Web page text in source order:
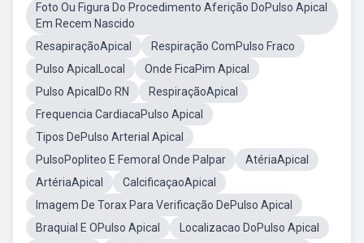
Foto Ou Figura Do Procedimento Aferição DoPulso Apical
Em Recem Nascido
ResapiraçãoApical
Respiração ComPulso Fraco
Pulso ApicalLocal
Onde FicaPim Apical
Pulso ApicalDo RN
RespiraçãoApical
Frequencia CardiacaPulso Apical
Tipos DePulso Arterial Apical
PulsoPopliteo E Femoral Onde Palpar
AtériaApical
ArtériaApical
CalcificaçaoApical
Imagem De Torax Para Verificação DePulso Apical
Braquial E OPulso Apical
Localizacao DoPulso Apical